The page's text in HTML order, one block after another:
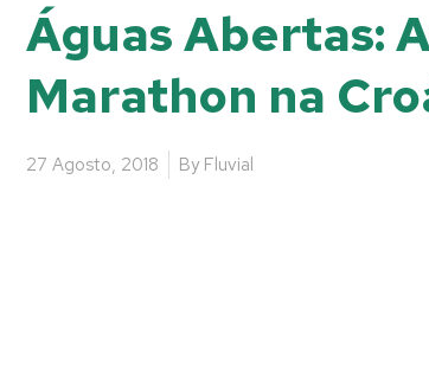
Águas Abertas:
Marathon na
27 Agosto, 2018 By Fluvial